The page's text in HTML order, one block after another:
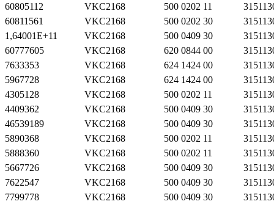
60805112
VKC2168 500 0202 11
60811561
VKC2168 500 0202 30
1,64001E+11
VKC2168 500 0409 30
60777605
VKC2168 620 0844 00
7633353
VKC2168 624 1424 00
5967728
VKC2168 624 1424 00
4305128
VKC2168 500 0202 11
4409362
VKC2168 500 0409 30
46539189
VKC2168 500 0409 30
5890368
VKC2168 500 0202 11
5888360
VKC2168 500 0202 11
5667726
VKC2168 500 0409 30
7622547
VKC2168 500 0409 30
7799778
VKC2168 500 0409 30